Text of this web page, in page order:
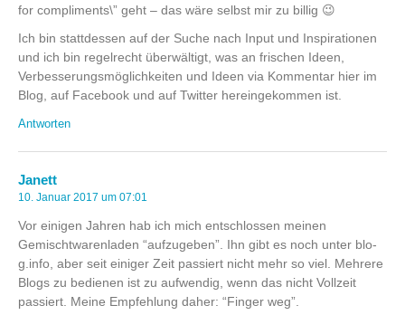
for compliments\” geht – das wäre selbst mir zu billig 😉
Ich bin stattdessen auf der Suche nach Input und Inspirationen
und ich bin regelrecht überwältigt, was an frischen Ideen,
Verbesserungsmöglichkeiten und Ideen via Kommentar hier im
Blog, auf Facebook und auf Twitter hereingekommen ist.
Antworten
Janett
10. Januar 2017 um 07:01
Vor einigen Jahren hab ich mich entschlossen meinen
Gemischtwarenladen “aufzugeben”. Ihn gibt es noch unter blo-
g.info, aber seit einiger Zeit passiert nicht mehr so viel. Mehrere
Blogs zu bedienen ist zu aufwendig, wenn das nicht Vollzeit
passiert. Meine Empfehlung daher: “Finger weg”.